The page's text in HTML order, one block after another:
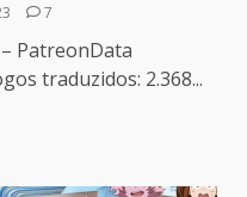
7
PatreonData
traduzidos: 2.368...